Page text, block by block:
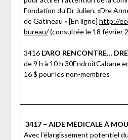
Fondation du Dr Julien. «Dre
de Gatineau » [En ligne] http://
bureau/(consultée le 18 février
3416L’ARO RENCONTRE…
de 9 h à 10 h 30EndroitCabane
16 $ pour les non-membres
3417 – AIDE MÉDICALE À
Avec l’élargissement potentiel